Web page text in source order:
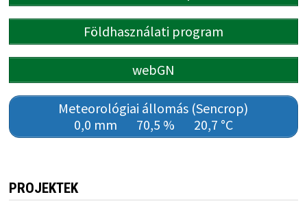
Földhasználati program
webGN
Meteorológiai állomás (Sencrop)
0,0 mm
70,5 % 20,7 °C
PROJEKTEK